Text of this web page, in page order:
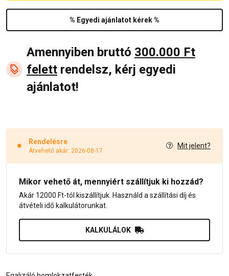
% Egyedi ajánlatot kérek %
Amennyiben bruttó 300.000 Ft
felett rendelsz, kérj egyedi
ajánlatot!
Rendelésre
Átvehető akár: 2026-08-17
Mit jelent?
Mikor vehető át, mennyiért szállítjuk ki hozzád?
Akár 12000 Ft-tól kiszállítjuk. Használd a szállítási díj és
átvételi idő kalkulátorunkat.
KALKULÁLOK